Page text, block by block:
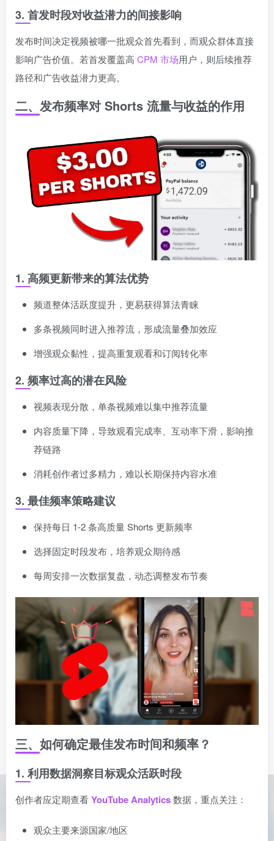
3. 首发时段对收益潜力的间接影响
发布时间决定视频被哪一批观众首先看到，而观众群体直接
影响广告价值。若首发覆盖高 CPM 市场用户，则后续推荐
路径和广告收益潜力更高。
二、发布频率对 Shorts 流量与收益的作用
1. 高频更新带来的算法优势
频道整体活跃度提升，更易获得算法青睐
多条视频同时进入推荐流，形成流量叠加效应
增强观众黏性，提高重复观看和订阅转化率
2. 频率过高的潜在风险
视频表现分散，单条视频难以集中推荐流量
内容质量下降，导致观看完成率、互动率下滑，影响推
荐链路
消耗创作者过多精力，难以长期保持内容水准
3. 最佳频率策略建议
保持每日 1-2 条高质量 Shorts 更新频率
选择固定时段发布，培养观众期待感
每周安排一次数据复盘，动态调整发布节奏
三、如何确定最佳发布时间和频率？
1. 利用数据洞察目标观众活跃时段
创作者应定期查看YouTube Analytics数据，重点关注：
观众主要来源国家/地区